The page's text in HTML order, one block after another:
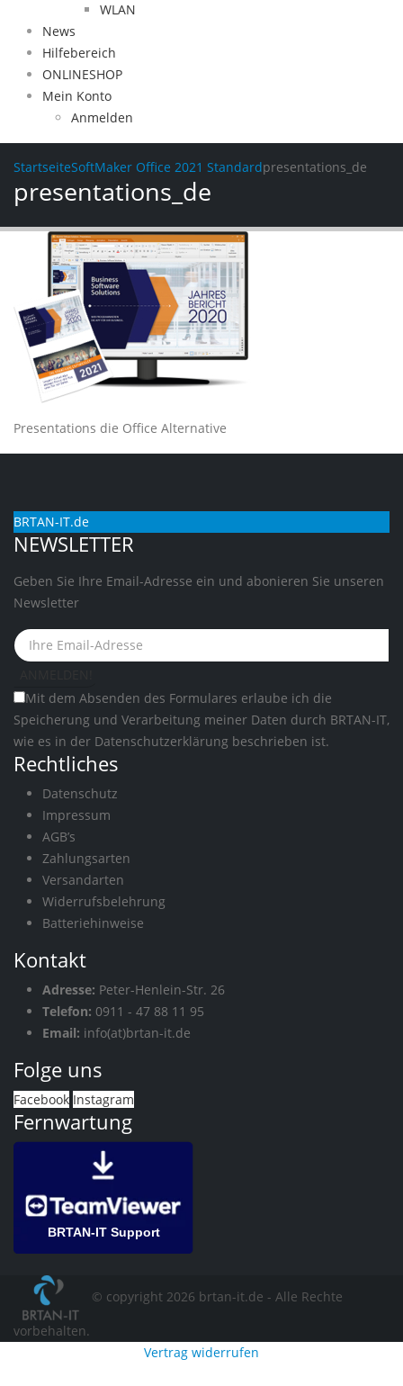
WLAN
News
Hilfebereich
ONLINESHOP
Mein Konto
Anmelden
StartseiteSoftMaker Office 2021 Standardpresentations_de
presentations_de
Presentations die Office Alternative
BRTAN-IT.de
NEWSLETTER
Geben Sie Ihre Email-Adresse ein und abonieren Sie unseren
Newsletter
Mit dem Absenden des Formulares erlaube ich die
Speicherung und Verarbeitung meiner Daten durch BRTAN-IT,
wie es in der Datenschutzerklärung beschrieben ist.
Rechtliches
Datenschutz
Impressum
AGB’s
Zahlungsarten
Versandarten
Widerrufsbelehrung
Batteriehinweise
Kontakt
Adresse: Peter-Henlein-Str. 26
Telefon: 0911 - 47 88 11 95
Email: info(at)brtan-it.de
Folge uns
Facebook Instagram
Fernwartung
BRTAN-IT Support
© copyright 2026 brtan-it.de - Alle Rechte
vorbehalten.
Vertrag widerrufen